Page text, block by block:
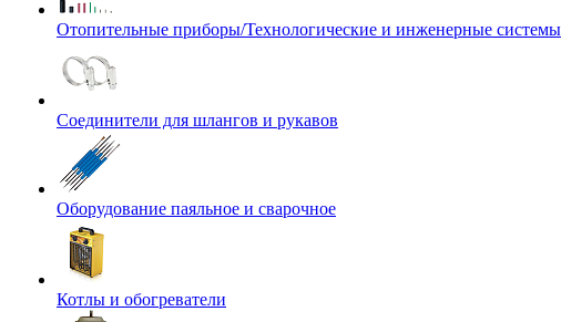
Отопительные приборы/Технологические и инженерные системы
Соединители для шлангов и рукавов
Оборудование паяльное и сварочное
Котлы и обогреватели